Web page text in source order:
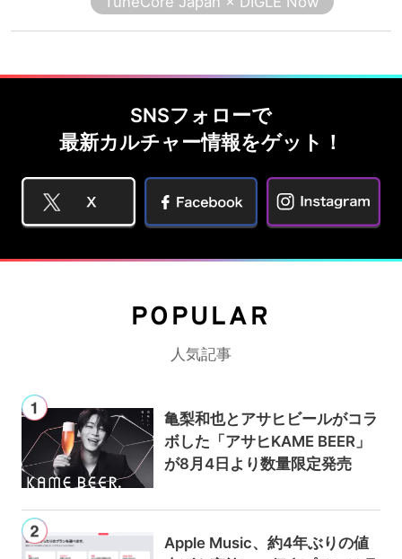
SNSフォローで
最新カルチャー情報をゲット！
POPULAR
人気記事
亀梨和也とアサヒビールがコラ
ボした「アサヒKAME BEER」
が8月4日より数量限定発売
Apple Music、約4年ぶりの値